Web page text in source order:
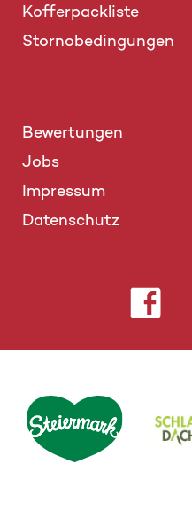
Kofferpackliste
Stornobedingungen
Bewertungen
Jobs
Impressum
Datenschutz